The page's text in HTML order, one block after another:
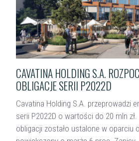
CAVATINA HOLDING S.A.
OBLIGACJE SERII P2022D
Cavatina Holding S.A. przeprowadzi
serii P2022D o wartości do 20 mln
obligacji zostało ustalone w oparciu